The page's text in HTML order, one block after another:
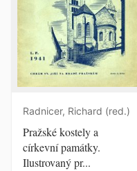
Radnicer, Richard (red.)
Pražské kostely a
církevní památky.
Ilustrovaný pr...